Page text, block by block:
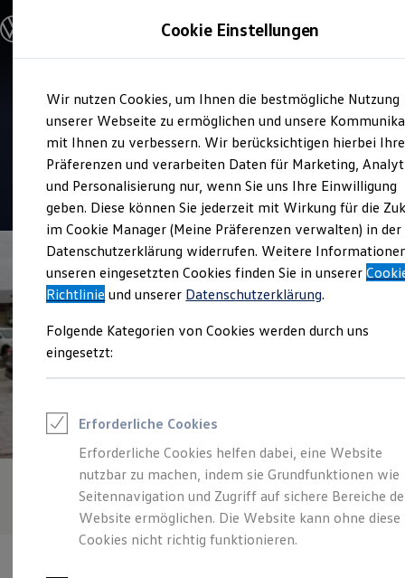
Hauptinhalt
springen
Footer
springen
Modelle und Konfigurator
Modelle vergleichen
Elektroautos
ENERGY Sondermodelle
Nutzfahrzeuge
SUV und CUV
Familienautos
Kombis
Kompaktwagen
Sportwagen
Schnell verfügbare Fahrzeuge
Angebote und Produkte
Aktuelle Angebote
E-Auto-Förderung
Volkswagen Marktplatz
Junge Gebrauchtwagen und Gebrauchtwagen
Volkswagen Zertifizierte Gebrauchtwagen
Zubehör- und Serviceangebote
Leasing
Leasing-Angebote
Gebrauchtwagen Leasing
Junge Gebrauchtwagen-Leasing
Elektroauto Leasing
Kleinwagen-Leasing
Leasing ohne Anzahlung
Finanzierung
Verkauf und Service
Auto Bierschneider
Schopfloch
4.7|67 Bewertungen
Cookie Einstellungen
Wir nutzen Cookies, um Ihnen die bestmögliche Nutzung
unserer Webseite zu ermöglichen und unsere
mit Ihnen zu verbessern. Wir berücksichtigen hierbei Ihre
Präferenzen und verarbeiten Daten für Marketing,
und Personalisierung nur, wenn Sie uns Ihre Einwilligung
geben. Diese können Sie jederzeit mit Wirkung für die
im Cookie Manager (Meine Präferenzen verwalten) in der
Datenschutzerklärung widerrufen. Weitere
unseren eingesetzten Cookies finden Sie in unserer
Richtlinie und unserer Datenschutzerklärung.
Folgende Kategorien von Cookies werden durch uns
eingesetzt:
Erforderliche Cookies
Erforderliche Cookies helfen dabei, eine Website
nutzbar zu machen, indem sie Grundfunktionen wie
Seitennavigation und Zugriff auf sichere Bereiche
Website ermöglichen. Die Website kann ohne diese
Cookies nicht richtig funktionieren.